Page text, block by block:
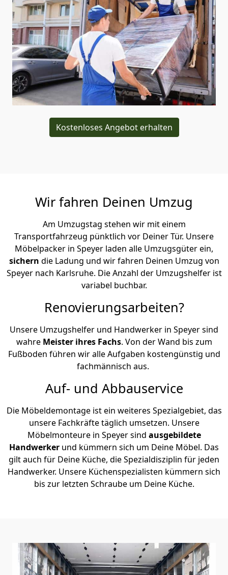
Kostenloses Angebot erhalten
Wir fahren Deinen Umzug
Am Umzugstag stehen wir mit einem
Transportfahrzeug pünktlich vor Deiner Tür. Unsere
Möbelpacker in Speyer laden alle Umzugsgüter ein,
sichern die Ladung und wir fahren Deinen Umzug von
Speyer nach Karlsruhe. Die Anzahl der Umzugshelfer ist
variabel buchbar.
Renovierungsarbeiten?
Unsere Umzugshelfer und Handwerker in Speyer sind
wahre Meister ihres Fachs. Von der Wand bis zum
Fußboden führen wir alle Aufgaben kostengünstig und
fachmännisch aus.
Auf- und Abbauservice
Die Möbeldemontage ist ein weiteres Spezialgebiet, das
unsere Fachkräfte täglich umsetzen. Unsere
Möbelmonteure in Speyer sind ausgebildete
Handwerker und kümmern sich um Deine Möbel. Das
gilt auch für Deine Küche, die Spezialdisziplin für jeden
Handwerker. Unsere Küchenspezialisten kümmern sich
bis zur letzten Schraube um Deine Küche.